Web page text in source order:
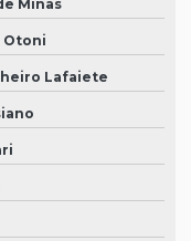
Minas
Otoni
Lafaiete